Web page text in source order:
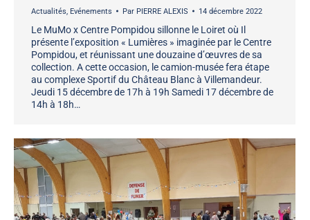
Actualités Evénements Par PIERRE ALEXIS 14 décembre 2022
Le MuMo x Centre Pompidou sillonne le Loiret où Il
présente l’exposition « Lumières » imaginée par le Centre
Pompidou, et réunissant une douzaine d’œuvres de sa
collection. A cette occasion, le camion-musée fera étape
au complexe Sportif du Château Blanc à Villemandeur.
Jeudi 15 décembre de 17h à 19h Samedi 17 décembre de
14h à 18h…